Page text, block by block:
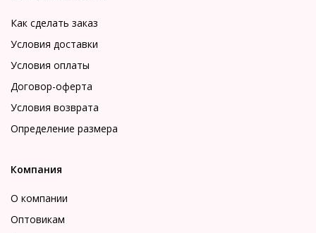
Как сделать заказ
Условия доставки
Условия оплаты
Договор-оферта
Условия возврата
Определение размера
Компания
О компании
Оптовикам